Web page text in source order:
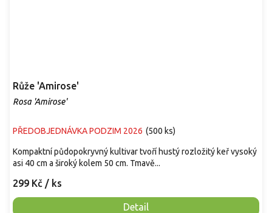
Růže 'Amirose'
Rosa 'Amirose'
PŘEDOBJEDNÁVKA PODZIM 2026 (500 ks)
299 Kč / ks
Detail
Kompaktní půdopokryvný kultivar tvoří hustý rozložitý keř vysoký
asi 40 cm a široký kolem 50 cm. Tmavě...